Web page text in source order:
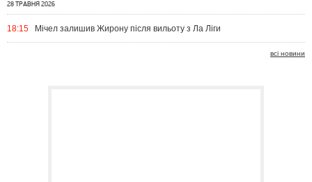
28 ТРАВНЯ 2026
18:15 Мічел залишив Жирону після вильоту з Ла Ліги
всі новини